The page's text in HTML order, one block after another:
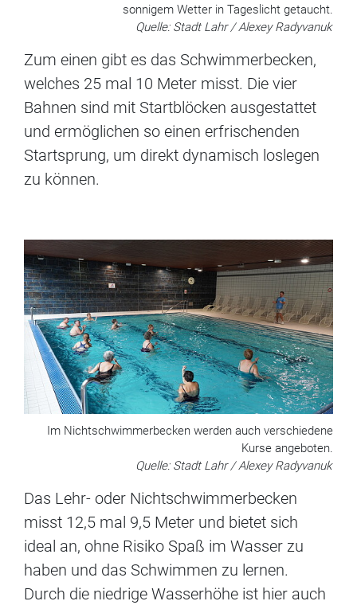
sonnigem Wetter in Tageslicht getaucht.
Quelle: Stadt Lahr / Alexey Radyvanuk
Zum einen gibt es das Schwimmerbecken,
welches 25 mal 10 Meter misst. Die vier
Bahnen sind mit Startblöcken ausgestattet
und ermöglichen so einen erfrischenden
Startsprung, um direkt dynamisch loslegen
zu können.
Im Nichtschwimmerbecken werden auch verschiedene
Kurse angeboten.
Quelle: Stadt Lahr / Alexey Radyvanuk
Das Lehr- oder Nichtschwimmerbecken
misst 12,5 mal 9,5 Meter und bietet sich
ideal an, ohne Risiko Spaß im Wasser zu
haben und das Schwimmen zu lernen.
Durch die niedrige Wasserhöhe ist hier auch